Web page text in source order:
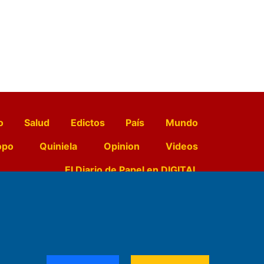
Salud Edictos País
Mundo
Quiniela Opinion
Videos
El Diario de Papel en DIGITAL